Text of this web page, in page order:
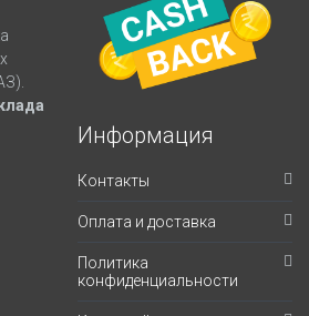
Информация
Контакты
Оплата и доставка
Политика
конфиденциальности